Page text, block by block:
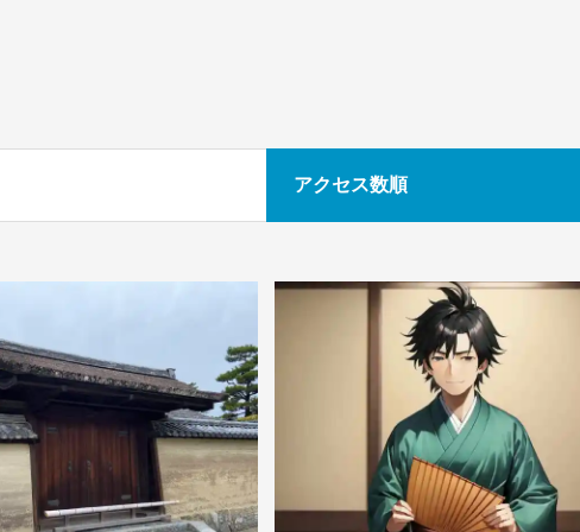
アクセス数順